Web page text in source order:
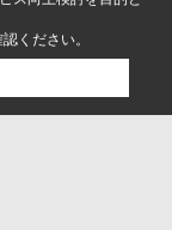
ください。